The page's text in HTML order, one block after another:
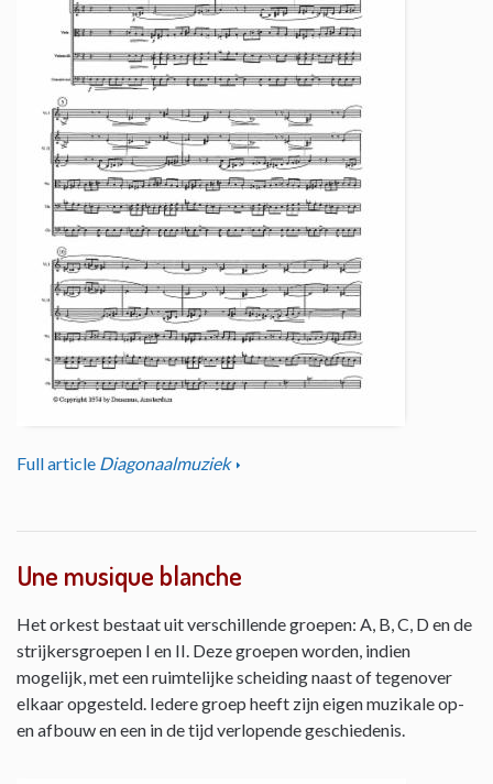
Full article Diagonaalmuziek
Une musique blanche
Het orkest bestaat uit verschillende groepen: A, B, C, D en de
strijkersgroepen I en II. Deze groepen worden, indien
mogelijk, met een ruimtelijke scheiding naast of tegenover
elkaar opgesteld. Iedere groep heeft zijn eigen muzikale op-
en afbouw en een in de tijd verlopende geschiedenis.